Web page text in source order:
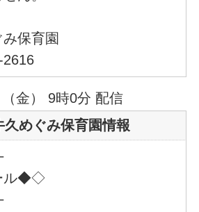
保育園
2616
金） 9時0分 配信
めぐみ保育園情報
ル◆◇